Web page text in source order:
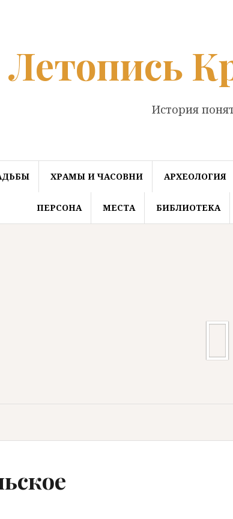
Летопись
История
ХРАМЫ И ЧАСОВНИ АРХЕОЛОГИЯ
ПЕРСОНА МЕСТА БИБЛИОТЕКА